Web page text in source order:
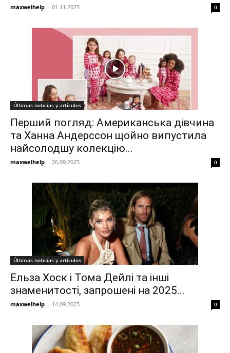
maxwelhelp - 01.11.2025 0
Últimas noticias y artículos
Перший погляд: Американська дівчина
та Ханна Андерссон щойно випустила
найсолодшу колекцію...
maxwelhelp - 26.09.2025 0
Últimas noticias y artículos
Ельза Хоск і Тома Дейлі та інші
знаменитості, запрошені на 2025...
maxwelhelp - 14.09.2025 0